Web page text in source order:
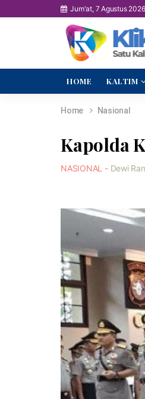
Jum'at, 7 Agustus 2026
HOME KALTIM
Home Nasional
Kapolda
NASIONAL - Dewi